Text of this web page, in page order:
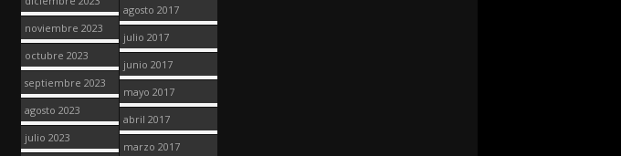
noviembre 2023
octubre 2023
septiembre 2023
agosto 2023
julio 2023
agosto 2017
julio 2017
junio 2017
mayo 2017
abril 2017
marzo 2017